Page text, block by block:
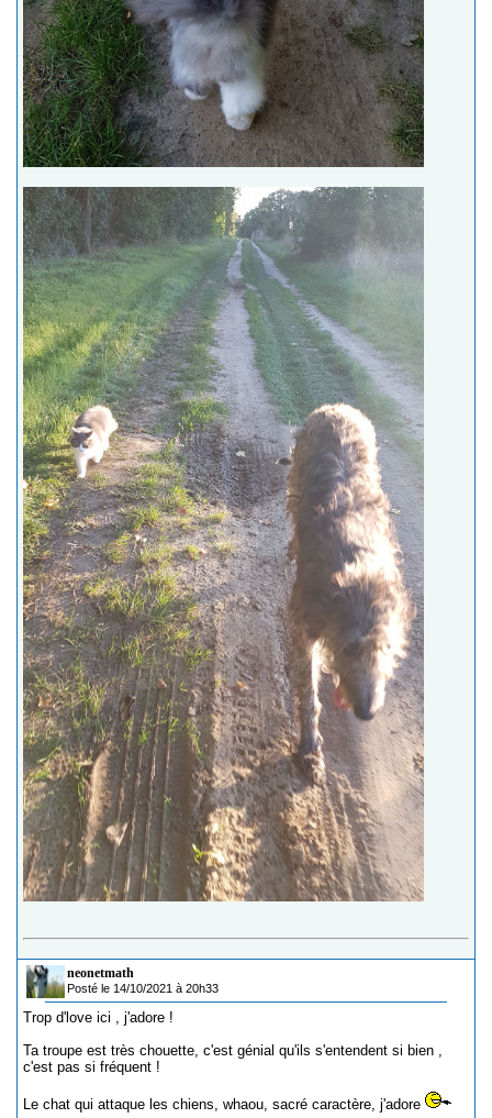
neonetmath
Posté le 14/10/2021 à 20h33
Trop d'love ici , j'adore !
Ta troupe est très chouette, c'est génial qu'ils s'entendent si bien ,
c'est pas si fréquent !
Le chat qui attaque les chiens, whaou, sacré caractère, j'adore